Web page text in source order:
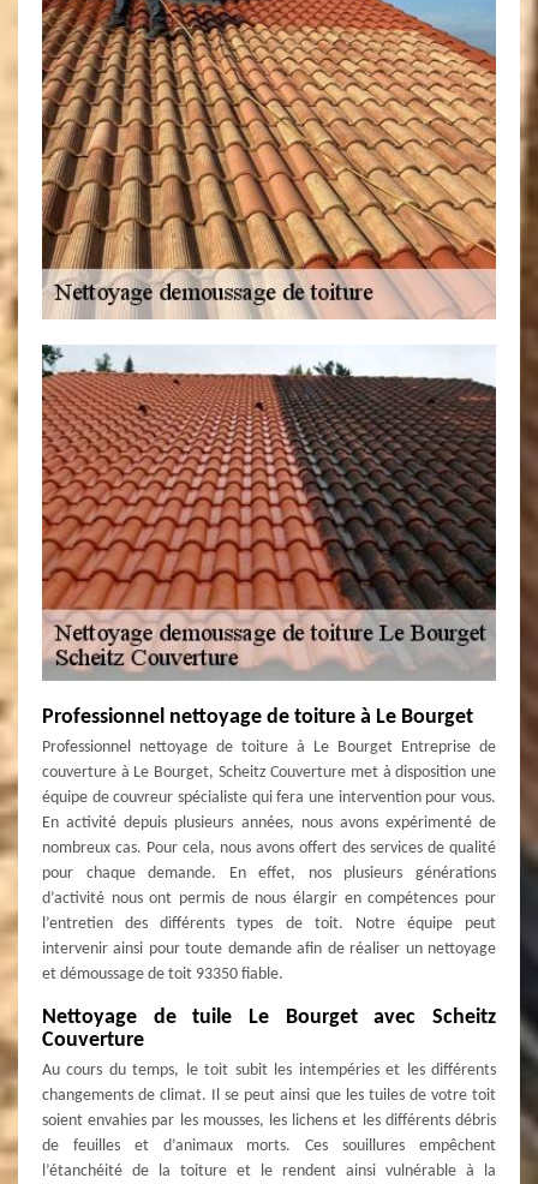
Professionnel nettoyage de toiture à Le Bourget
Professionnel nettoyage de toiture à Le Bourget Entreprise de
couverture à Le Bourget, Scheitz Couverture met à disposition une
équipe de couvreur spécialiste qui fera une intervention pour vous.
En activité depuis plusieurs années, nous avons expérimenté de
nombreux cas. Pour cela, nous avons offert des services de qualité
pour chaque demande. En effet, nos plusieurs générations
d’activité nous ont permis de nous élargir en compétences pour
l’entretien des différents types de toit. Notre équipe peut
intervenir ainsi pour toute demande afin de réaliser un nettoyage
et démoussage de toit 93350 fiable.
Nettoyage de tuile Le Bourget avec Scheitz
Couverture
Au cours du temps, le toit subit les intempéries et les différents
changements de climat. Il se peut ainsi que les tuiles de votre toit
soient envahies par les mousses, les lichens et les différents débris
de feuilles et d’animaux morts. Ces souillures empêchent
l’étanchéité de la toiture et le rendent ainsi vulnérable à la